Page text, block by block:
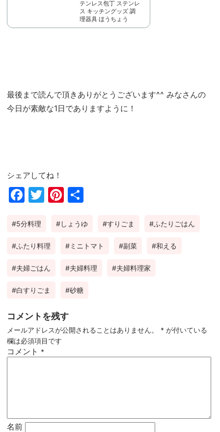
テンレス包丁 ステンレ
ス キッチングッズ 調
理器具 ほうちょう
最後まで読んで頂きありがとうございます^^ みなさんの
今日が素敵な1日でありますように！
シェアしてね！
Fac
ok
Twi
Pin
est
5分料理 しょうゆ すりごま ふたりごはん
ふたり料理 ミニトマト 副菜 和える
夫婦ごはん 夫婦料理 夫婦料理家
白すりごま 砂糖
コメントを残す
メールアドレスが公開されることはありません。 * が付いている
欄は必須項目です
コメント *
名前